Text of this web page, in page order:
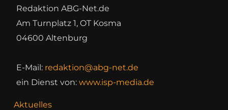
Redaktion ABG-Net.de
Am Turnplatz 1, OT Kosma
04600 Altenburg
E-Mail: redaktion@abg-net.de
ein Dienst von: www.isp-media.de
Aktuelles